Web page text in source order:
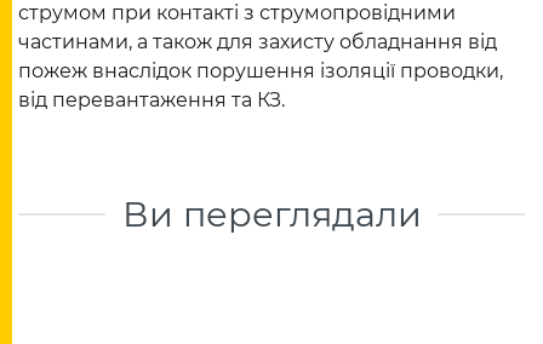
струмом при контакті з струмопровідними
частинами, а також для захисту обладнання від
пожеж внаслідок порушення ізоляції проводки,
від перевантаження та КЗ.
Ви переглядали